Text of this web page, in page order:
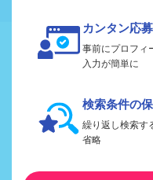
カンタン応募
事前にプロフィ
入力が簡単に
検索条件の
繰り返し検索す
省略